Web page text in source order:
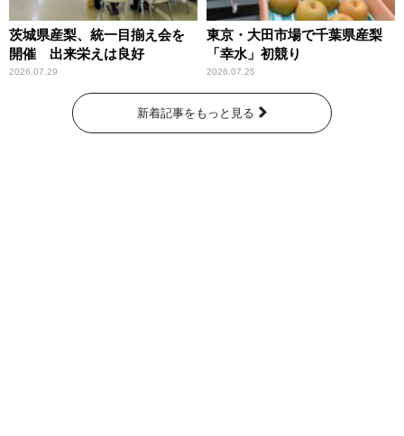
茨城県産梨、統一目揃え会を
開催 出来栄えは良好
2026.07.29
東京・大田市場で千葉県産梨
「幸水」初競り
2026.07.25
新着記事をもっと見る